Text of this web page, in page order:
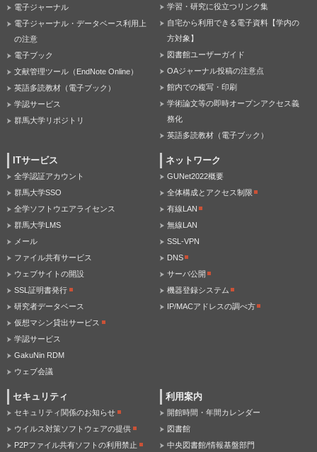
電子ジャーナル
電子ジャーナル・データベース利用上
の注意
電子ブック
文献管理ツール（EndNote Online）
英語多読教材（電子ブック）
学認サービス
群馬大学リポジトリ
学習・研究に役立つリンク集
自宅から利用できる電子資料【学内の
方対象】
図書館ユーザーガイド
OAジャーナル投稿の注意点
館内での複写・印刷
学術論文等の即時オープンアクセス義
務化
英語多読教材（電子ブック）
ITサービス
全学認証アカウント
群馬大学SSO
全学ソフトウエアライセンス
群馬大学LMS
メール
ファイル共有サービス
ウェブサイトの開設
SSL証明書発行
研究者データベース
仮想マシン貸出サービス
学認サービス
GakuNin RDM
ウェブ会議
ネットワーク
GUNet2022概要
全体構成とアクセス制限
有線LAN
無線LAN
SSL-VPN
DNS
サーバ公開
機器登録システム
IP/MACアドレスの調べ方
セキュリティ
セキュリティ関係のお知らせ
ウイルス対策ソフトウェアの提供
P2Pファイル共有ソフトの利用禁止
利用案内
開館時間・年間カレンダー
図書館
中央図書館/情報基盤部門